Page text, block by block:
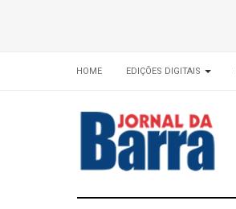
HOME EDIÇÕES DIGITAIS